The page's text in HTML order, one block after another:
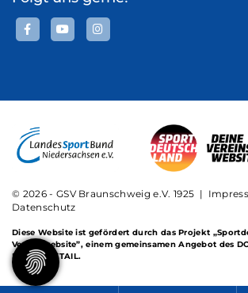
© 2026 - GSV Braunschweig e.V. 1925 |
Datenschutz
Diese Website ist gefördert durch das Projekt
Vereinswebsite”, einem gemeinsamen Angebot des
NETZCOCKTAIL.